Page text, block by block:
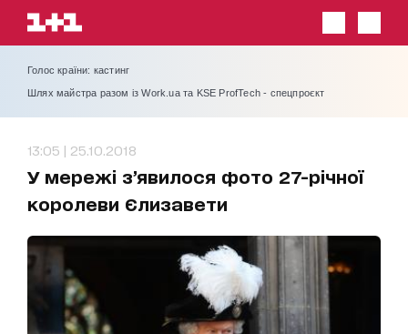
Голос країни: кастинг
Шлях майстра разом із Work.ua та KSE ProfTech - спецпроєкт
13:05 | 25.10.2018
У мережі з’явилося фото 27-річної
королеви Єлизавети